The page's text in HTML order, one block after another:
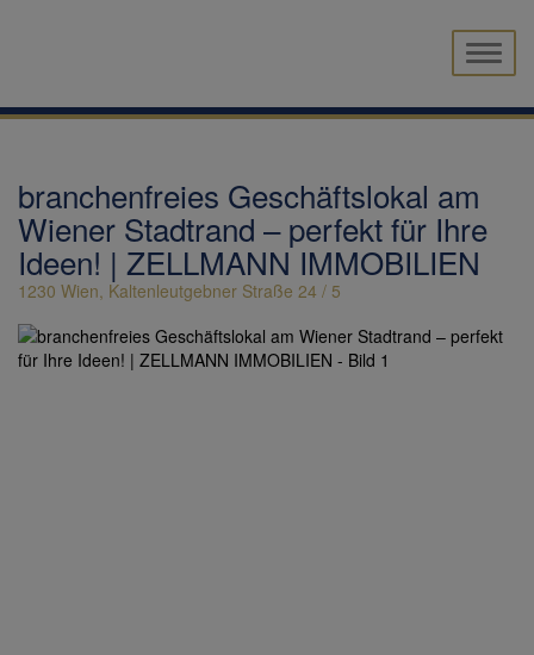
branchenfreies Geschäftslokal am
Wiener Stadtrand – perfekt für Ihre
Ideen! | ZELLMANN IMMOBILIEN
1230 Wien, Kaltenleutgebner Straße 24 / 5